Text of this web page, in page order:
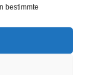
bestimmte